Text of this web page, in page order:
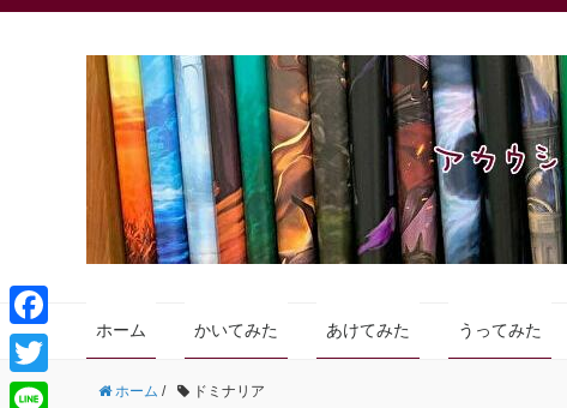
ホーム かいてみた あけてみた うってみた
ホーム / ドミナリア
F
a
T